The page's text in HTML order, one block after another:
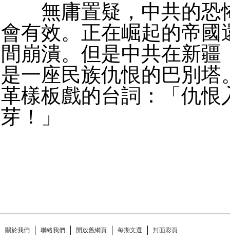
無庸置疑，中共的恐
會有效。正在崛起的帝國
間崩潰。但是中共在新疆
是一座民族仇恨的巴別塔
革樣板戲的台詞：「仇恨
芽！」
關於我們 聯絡我們 開放舊網頁 每期文選 封面彩頁